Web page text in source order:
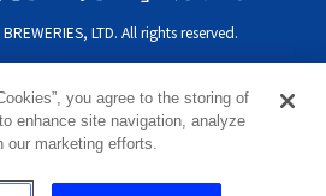
LTD. All rights reserved.
you agree to the storing of
enhance site navigation, analyze
our marketing efforts.